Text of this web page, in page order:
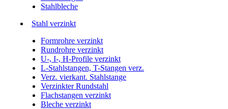
Stahlbleche
Stahl verzinkt
Formrohre verzinkt
Rundrohre verzinkt
U-, I-, H-Profile verzinkt
L-Stahlstangen, T-Stangen verz.
Verz. vierkant. Stahlstange
Verzinkter Rundstahl
Flachstangen verzinkt
Bleche verzinkt